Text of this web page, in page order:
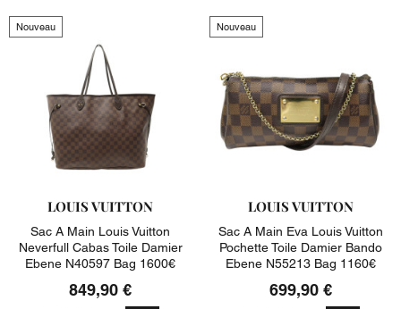
Nouveau
LOUIS VUITTON
Sac A Main Louis Vuitton
Neverfull Cabas Toile Damier
Ebene N40597 Bag 1600€
849,90 €
Nouveau
LOUIS VUITTON
Sac A Main Eva Louis Vuitton
Pochette Toile Damier Bando
Ebene N55213 Bag 1160€
699,90 €